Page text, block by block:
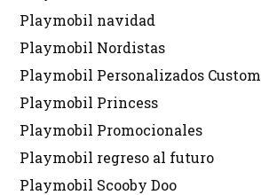
Playmobil navidad
Playmobil Nordistas
Playmobil Personalizados Custom
Playmobil Princess
Playmobil Promocionales
Playmobil regreso al futuro
Playmobil Scooby Doo